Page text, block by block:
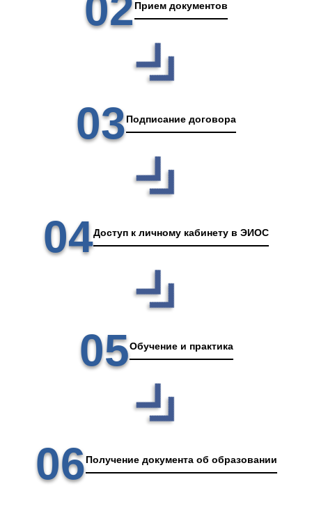
Прием документов
03Подписание договора
04Доступ к личному кабинету в ЭИОС
05Обучение и практика
06Получение документа об образовании